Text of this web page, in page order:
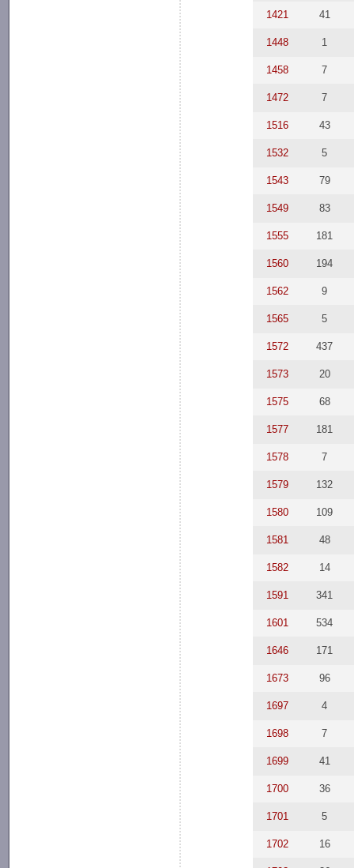
1421 41
1448 1
1458 7
1472 7
1516 43
1532 5
1543 79
1549 83
1555 181
1560 194
1562 9
1565 5
1572 437
1573 20
1575 68
1577 181
1578 7
1579 132
1580 109
1581 48
1582 14
1591 341
1601 534
1646 171
1673 96
1697 4
1698 7
1699 41
1700 36
1701 5
1702 16